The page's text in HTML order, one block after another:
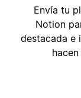
Envía tu
Notion
destacada e